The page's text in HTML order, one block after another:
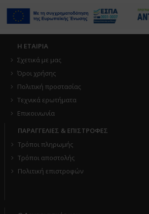
Η ΕΤΑΙΡΙΑ
Σχετικά με μας
Όροι χρήσης
Πολιτική προστασίας
Τεχνικά ερωτήματα
Επικοινωνία
ΠΑΡΑΓΓΕΛΙΕΣ & ΕΠΙΣΤΡΟΦΕΣ
Τρόποι πληρωμής
Τρόποι αποστολής
Πολιτική επιστροφών